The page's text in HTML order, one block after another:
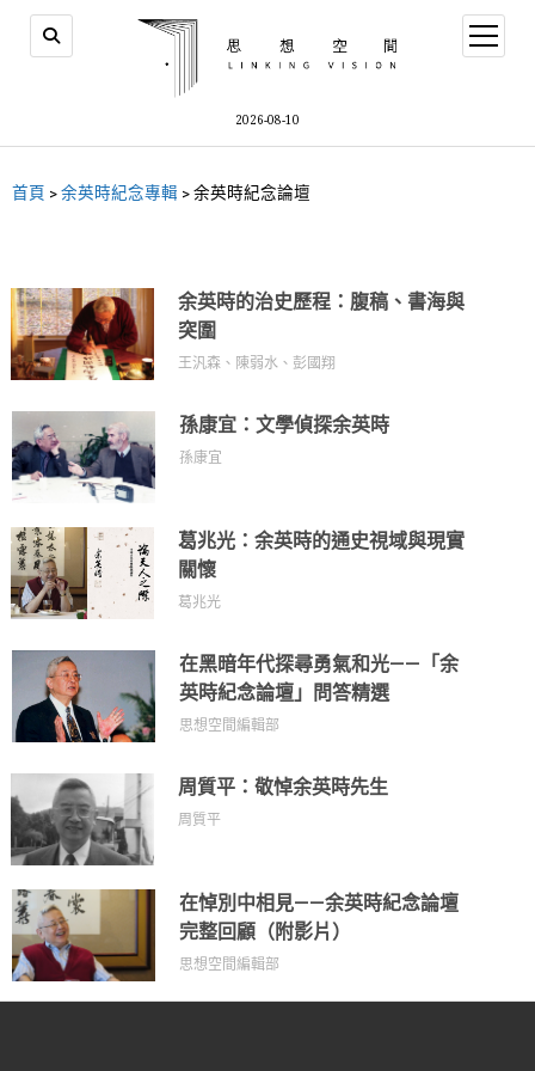
2026-08-10
首頁 >余英時紀念專輯 >余英時紀念論壇
余英時的治史歷程：腹稿、書海與
突圍
王汎森、陳弱水、彭國翔
孫康宜：文學偵探余英時
孫康宜
葛兆光：余英時的通史視域與現實
關懷
葛兆光
在黑暗年代探尋勇氣和光——「余
英時紀念論壇」問答精選
思想空間編輯部
周質平：敬悼余英時先生
周質平
在悼別中相見——余英時紀念論壇
完整回顧（附影片）
思想空間編輯部